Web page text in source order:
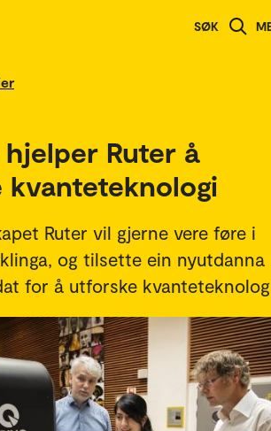
SØK
Ruter å
Ruter vil gjerne vere føre i
og tilsette ein nyutdanna
for å utforske